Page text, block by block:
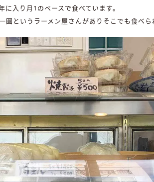
入り月1のペースで食べています。
圓というラーメン屋さんがありそこでも食べら